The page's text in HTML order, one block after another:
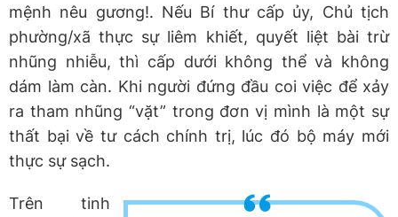
mệnh nêu gương!. Nếu Bí thư cấp ủy, Chủ tịch
phường/xã thực sự liêm khiết, quyết liệt bài trừ
nhũng nhiễu, thì cấp dưới không thể và không
dám làm càn. Khi người đứng đầu coi việc để xảy
ra tham nhũng “vặt” trong đơn vị mình là một sự
thất bại về tư cách chính trị, lúc đó bộ máy mới
thực sự sạch.
Trên tinh